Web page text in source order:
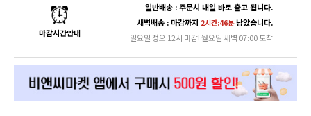
마감시간안내
일반배송 : 주문시 내일 바로 출고 됩니다.
새벽배송 : 마감까지 2시간:46분남았습니다.
일요일 정오 12시 마감! 월요일 새벽 07:00 도착